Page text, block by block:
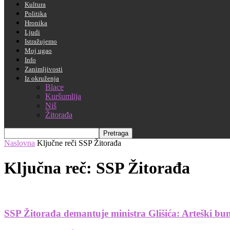
Kultura
Politika
Hronika
Ljudi
Istražujemo
Moj ugao
Info
Zanimljivosti
Iz okruženja
Blace
Kuršumlija
Niš
Žitorađa
Naslovna Ključne reči SSP Žitorađa
Ključna reč: SSP Žitorađa
SSP Žitorađa demantuje ministra Glišića: Arteški